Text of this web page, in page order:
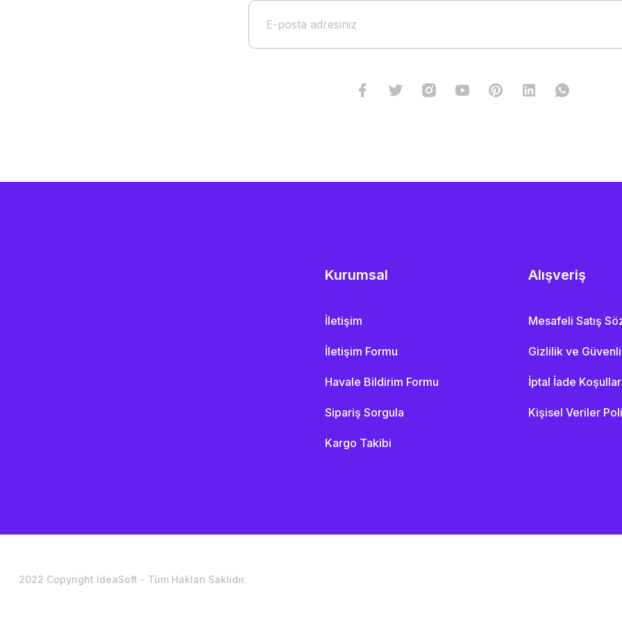
Kurumsal
İletişim
İletişim Formu
Havale Bildirim Formu
Sipariş Sorgula
Kargo Takibi
Alışveriş
Mesafeli Satış
Gizlilik ve
İptal İade
Kişisel Veriler
2022 Copyright IdeaSoft - Tüm Hakları Saklıdır.